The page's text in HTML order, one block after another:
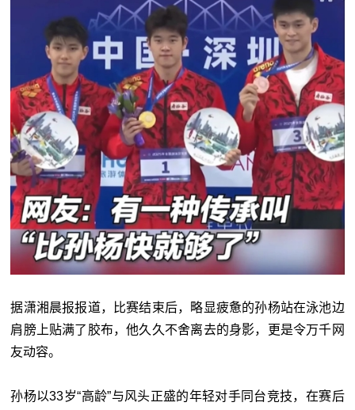
据潇湘晨报报道，比赛结束后， 略显疲惫的孙杨站在泳池边
肩膀上贴满了胶布，他久久不舍离去的身影，
更是令万千网
友动容。
孙杨以33岁“高龄”与风头正盛的年轻对手同台竞技，在赛后